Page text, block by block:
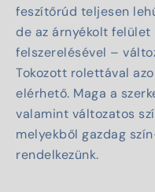
feszítőrúd teljesen
de az árnyékolt
felszerelésével –
Tokozott rolettával
elérhető. Maga a
valamint változatos
melyekből gazdag
rendelkezünk.